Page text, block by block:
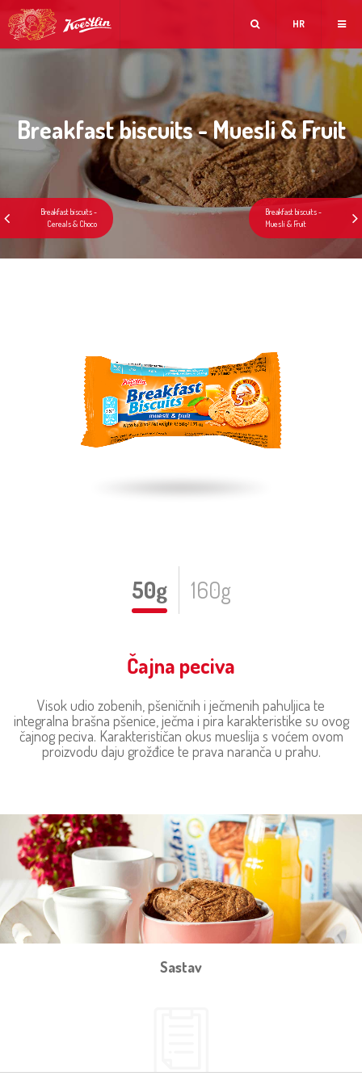
HR
Breakfast biscuits - Muesli & Fruit
50g 160g
Čajna peciva
Visok udio zobenih, pšeničnih i ječmenih pahuljica te
integralna brašna pšenice, ječma i pira karakteristike su ovog
čajnog peciva. Karakterističan okus mueslija s voćem ovom
proizvodu daju grožđice te prava naranča u prahu.
Sastav